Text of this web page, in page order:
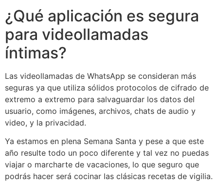
¿Qué aplicación es segura
para videollamadas
íntimas?
Las videollamadas de WhatsApp se consideran más
seguras ya que utiliza sólidos protocolos de cifrado de
extremo a extremo para salvaguardar los datos del
usuario, como imágenes, archivos, chats de audio y
video, y la privacidad.
Ya estamos en plena Semana Santa y pese a que este
año resulte todo un poco diferente y tal vez no puedas
viajar o marcharte de vacaciones, lo que seguro que
podrás hacer será cocinar las clásicas recetas de vigilia.